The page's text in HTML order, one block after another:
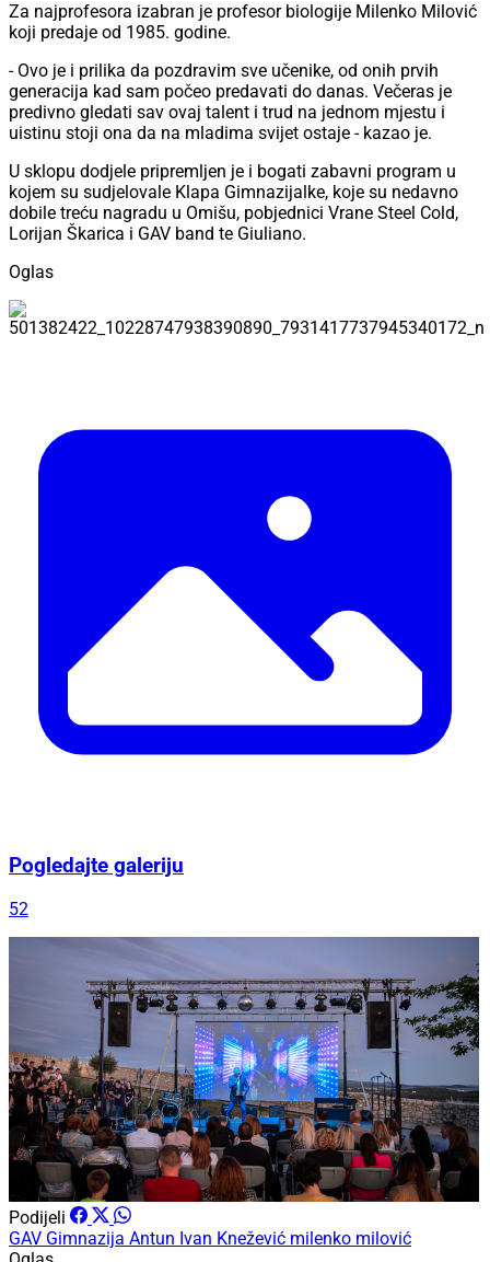
Za najprofesora izabran je profesor biologije Milenko Milović
koji predaje od 1985. godine.
- Ovo je i prilika da pozdravim sve učenike, od onih prvih
generacija kad sam počeo predavati do danas. Večeras je
predivno gledati sav ovaj talent i trud na jednom mjestu i
uistinu stoji ona da na mladima svijet ostaje - kazao je.
U sklopu dodjele pripremljen je i bogati zabavni program u
kojem su sudjelovale Klapa Gimnazijalke, koje su nedavno
dobile treću nagradu u Omišu, pobjednici Vrane Steel Cold,
Lorijan Škarica i GAV band te Giuliano.
Oglas
Pogledajte galeriju
52
Podijeli
GAV Gimnazija Antun Ivan Knežević milenko milović